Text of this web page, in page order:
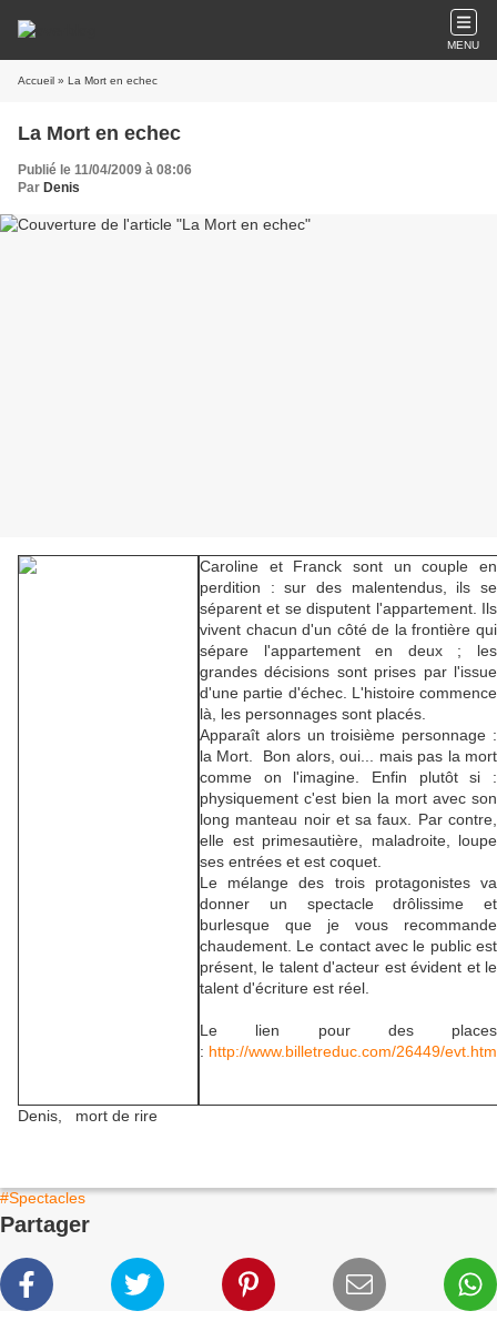
MENU
Accueil » La Mort en echec
La Mort en echec
Publié le 11/04/2009 à 08:06
Par Denis
Caroline et Franck sont un couple en
perdition : sur des malentendus, ils se
séparent et se disputent l'appartement. Ils
vivent chacun d'un côté de la frontière qui
sépare l'appartement en deux ; les
grandes décisions sont prises par l'issue
d'une partie d'échec. L'histoire commence
là, les personnages sont placés.
Apparaît alors un troisième personnage :
la Mort. Bon alors, oui... mais pas la mort
comme on l'imagine. Enfin plutôt si :
physiquement c'est bien la mort avec son
long manteau noir et sa faux. Par contre,
elle est primesautière, maladroite, loupe
ses entrées et est coquet.
Le mélange des trois protagonistes va
donner un spectacle drôlissime et
burlesque que je vous recommande
chaudement. Le contact avec le public est
présent, le talent d'acteur est évident et le
talent d'écriture est réel.
Le lien pour des places
: http://www.billetreduc.com/26449/evt.htm
Denis, mort de rire
#Spectacles
Partager